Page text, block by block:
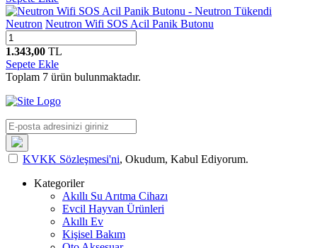
Tükendi
Neutron Neutron Wifi SOS Acil Panik Butonu
1.343,00 TL
Sepete Ekle
Toplam 7 ürün bulunmaktadır.
KVKK Sözleşmesi'ni, Okudum, Kabul Ediyorum.
Kategoriler
Akıllı Su Arıtma Cihazı
Evcil Hayvan Ürünleri
Akıllı Ev
Kişisel Bakım